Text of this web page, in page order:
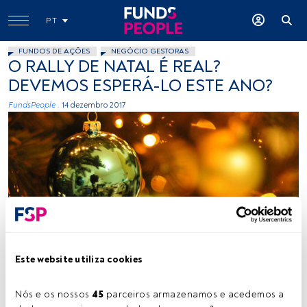
Este website utiliza cookies
Nós e os nossos 45 parceiros armazenamos e acedemos a
PT
FUNDOS DE AÇÕES NEGÓCIO GESTORAS
O RALLY DE NATAL É REAL?
DEVEMOS ESPERÁ-LO ESTE ANO?
FundsPeople . 14 dezembro 2017